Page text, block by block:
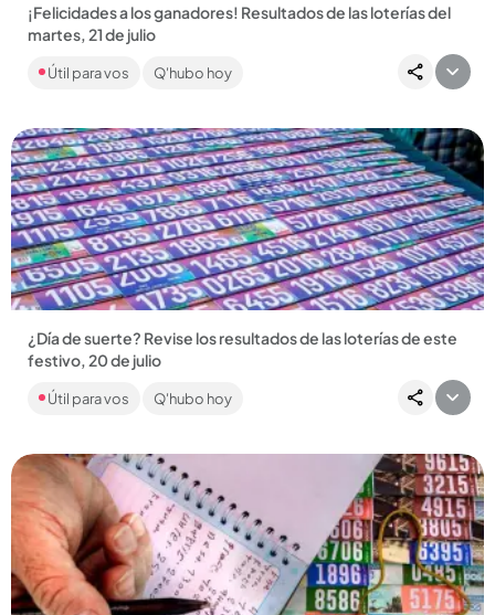
¡Felicidades a los ganadores! Resultados de las loterías del
martes, 21 de julio
Como el lunes festivo (20 de julio) no se sortearon las loterías
de Cundinamarca y Tolima, este martes (21 de julio) se
Útil para vos Q'hubo hoy
Compartir Noticia
¿Día de suerte? Revise los resultados de las loterías de este
festivo, 20 de julio
Si bien las loterías principales no jugaron este lunes, el Baloto,
la Revancha y los chances regionales sortearon una buena...
Útil para vos Q'hubo hoy
Compartir Noticia